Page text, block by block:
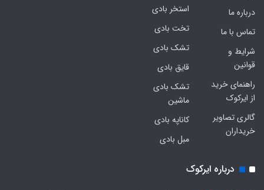
درباره ما
تماس با ما
شرایط و
قوانین
راهنمای خرید
از ایرکوک
گالری تصاویر
خریداران
استخر بادی
تخت بادی
تشک بادی
قایق بادی
تشک بادی
ماشین
کاناپه بادی
مبل بادی
درباره ایرکوک